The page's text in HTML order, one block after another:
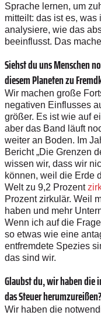
Sprache lernen, um
mitteilt: das ist es, was
analysiere, wie das
beeinflusst. Das
Siehst du uns Menschen
diesem Planeten zu
Wir machen große
negativen Einflusses
größer. Es ist wie auf
aber das Band läuft
weiter an Boden. Im
Bericht „Die Grenzen
wissen wir, dass wir
können, weil die Erde
Welt zu 9,2 Prozent
Prozent zirkulär. Weil
haben und mehr
Wenn ich auf die
so etwas wie eine
entfremdete Spezies
das sind wir.
Glaubst du, wir haben
das Steuer herumzureißen?
Wir haben die